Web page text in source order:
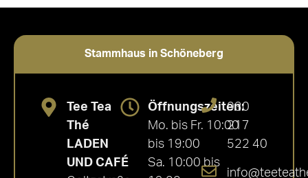
Stammhaus in Schöneberg
Tee Tea
Thé
LADEN
UND CAFÉ
Öffnungszeiten:
Mo. bis Fr. 10:00
bis 19:00
Sa. 10:00 bis
030
217
522 40